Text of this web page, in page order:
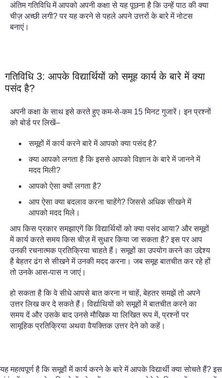
अंतिम गतिविधि में आपको अपनी कक्षा से यह पूछना है कि उन्हें पाठ की क्या
चीज़ अच्छी लगी? पर यह करने से पहले अपने उत्तरों के बारे में नोटस
बनाएं।
गतिविधि 3: आपके विद्यार्थियों को समूह कार्य के बारे में क्या
पसंद है?
अपनी कक्षा के साथ इसे करते हुए कम-से-कम 15 मिनट गुजारें। इन प्रश्नों
को बोर्ड पर लिखें–
समूहों में कार्य करने बारे में आपको क्या पसंद है?
क्या आपको लगता है कि इससे आपको विज्ञान के बारे में जानने में
मदद मिली?
आपको ऐसा क्यों लगता है?
आप ऐसा क्या बदलाव करना चाहेंगे? जिससे अधिक सीखने में
आपको मदद मिले।
आप किस प्रकार समझाएगें कि विद्यार्थियों को क्या पसंद आया? और समूहों
में कार्य करते समय किस चीज़ में सुधार किया जा सकता है? इस पर आप
उनकी रचनात्मक प्रतिक्रिया चाहते हैं। समूहों का उपयोग करने का उद्देश्य
है बेहतर ढंग से सीखने में उनकी मदद करना। जब समूह बातचीत कर रहे हों
तो उनके आस-पास न जाएं।
हो सकता है कि वे सीधे आपसे बात करना न चाहें, बेहतर समझें तो अपने
उत्तर लिख कर दे सकते हैं। विर्द्याथियों को समूहों में बातचीत करने का
समय दें और उसके बाद उनसे मौखिक या लिखित रूप में, प्रश्नों पर
सामूहिक प्रतिक्रिया अथवा वैयक्तिक उत्तर देने को कहें।
यह महत्वपूर्ण है कि समूहों में कार्य करने के बारे में आपके विद्यार्थी क्या सोचते हैं? इस